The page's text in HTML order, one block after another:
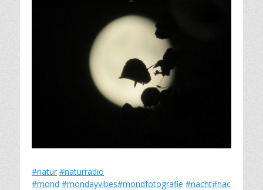
#natur #naturradio
#mond #mondayvibes#mondfotografie #nacht#nac